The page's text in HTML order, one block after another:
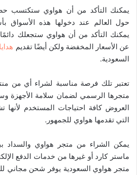
يمكنك التأكد من أن هواوي ستكتسب
حول العالم عند دخولها هذه الأسواق
يمكنك التأكد من أن هواوي ستجعلك
عن الأسعار المخفضة ولكن أيضًا تقديم
السعودية.
تعتبر تلك فرصة مناسبة لشراء أي من
متجرها الرسمي لضمان سلامة الأجهزة
العروض كافة احتياجات المستخدم لأنها
التي تقدمها هواوي للجمهور.
يمكن الشراء من متجر هواوي والسداد
ماستر كارد أو غيرها من خدمات الدفع
متجر هواوي السعودية يوفر شحن مجاني